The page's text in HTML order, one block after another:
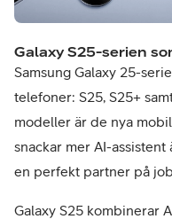
Galaxy S25-serien
Samsung Galaxy 25-
telefoner: S25, S25+
modeller är de nya
snackar mer AI-
en perfekt partner på
Galaxy S25 kombinerar